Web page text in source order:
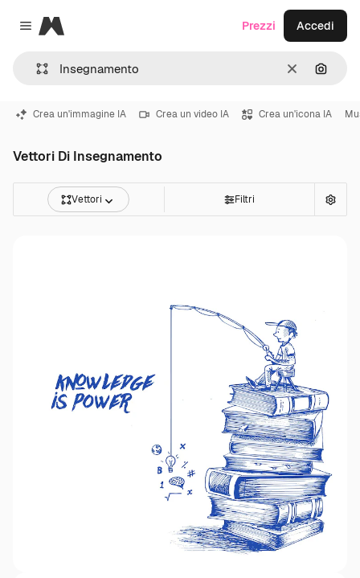
Close menu
Magnific
CancellaCerca
Prezzi Accedi
Crea un'immagine IA Crea un video IA Crea un'icona IA
Vettori Di Insegnamento
Vettori Filtri